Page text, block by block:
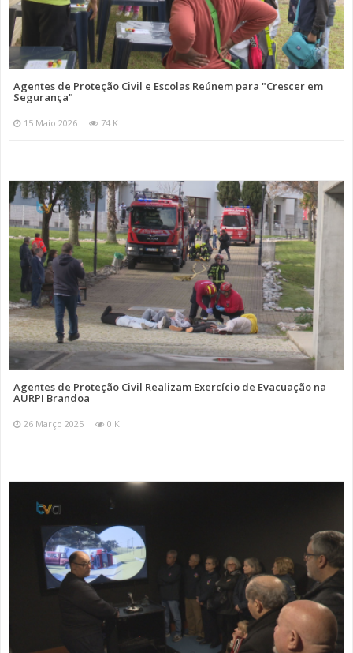
Agentes de Proteção Civil e Escolas Reúnem para "Crescer em
Segurança"
15 Maio 2026 74 K
Agentes de Proteção Civil Realizam Exercício de Evacuação na
AURPI Brandoa
26 Março 2025 0 K